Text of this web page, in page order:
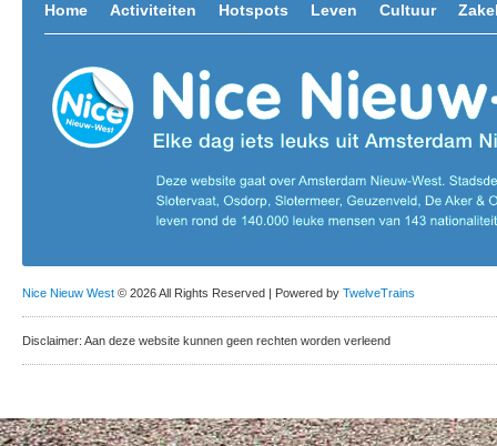
Home Activiteiten Hotspots Leven Cultuur
Nice Nieuw West © 2026 All Rights Reserved | Powered by TwelveTrains
Disclaimer: Aan deze website kunnen geen rechten worden verleend